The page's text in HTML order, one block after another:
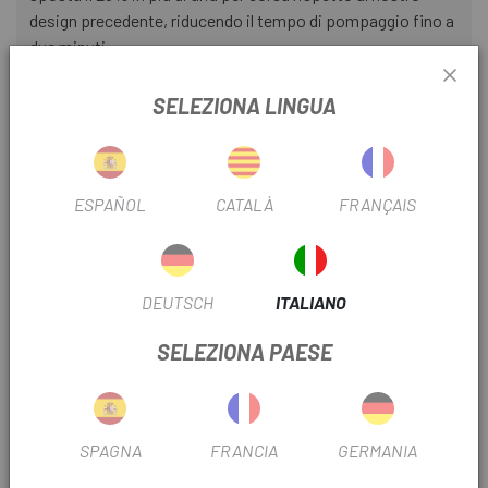
design precedente, riducendo il tempo di pompaggio fino a
due minuti.
valvole Presta o Schrader.
. Superficie meccanizzata per migliorare la presa.
. Camera d'aria in alluminio per migliorare la resistenza e la
. Supporto di montaggio nell'ancoraggio del portaborraccia
. Parapolvere che impedisce l'apertura indesiderata.
. Volume d'aria per scarica: 100cc
SELEZIONA LINGUA
ESPAÑOL CATALÀ FRANÇAIS
DEUTSCH ITALIANO
SELEZIONA PAESE
SPAGNA FRANCIA GERMANIA